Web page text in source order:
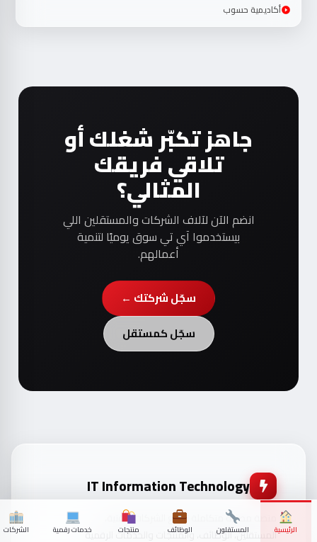
أكاديمية حسوب
جاهز تكبّر شغلك أو
تلاقي فريقك
المثالي؟
انضم الآن لآلاف الشركات والمستقلين اللي
بيستخدموا آي تي سوق يوميًا لتنمية
أعمالهم.
سجّل شركتك ←
سجّل كمستقل
IT Information Technology
منصة مصرية متكاملة تجمع الشركات التقنية،
المستقلين، الوظائف، والمنتجات والخدمات الرقميةالرئيسية المستقلون الوظائف منتجات خدمات رقمية الشركات